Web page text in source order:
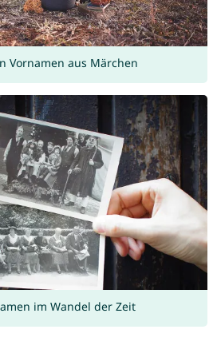
Vornamen aus Märchen
im Wandel der Zeit